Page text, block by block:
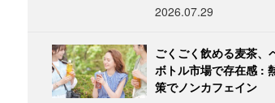
2026.07.29
ごくごく飲める麦茶、
ボトル市場で存在感 :
策でノンカフェイン